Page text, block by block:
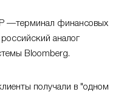
—терминал финансовых
аналог
Bloomberg.
получали в "одном